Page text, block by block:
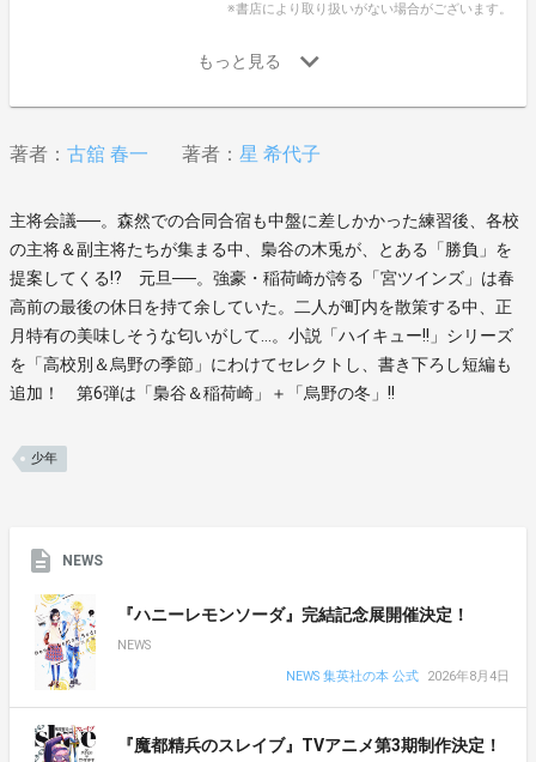
※書店により取り扱いがない場合がございます。
著者： 古舘 春一 著者： 星 希代子
主将会議──。森然での合同合宿も中盤に差しかかった練習後、各校
の主将＆副主将たちが集まる中、梟谷の木兎が、とある「勝負」を
提案してくる!? 元旦──。強豪・稲荷崎が誇る「宮ツインズ」は春
高前の最後の休日を持て余していた。二人が町内を散策する中、正
月特有の美味しそうな匂いがして…。小説「ハイキュー!!」シリーズ
を「高校別＆烏野の季節」にわけてセレクトし、書き下ろし短編も
追加！ 第6弾は「梟谷＆稲荷崎」＋「烏野の冬」!!
少年
NEWS
『ハニーレモンソーダ』完結記念展開催決定！
NEWS
NEWS 集英社の本 公式
2026年8月4日
『魔都精兵のスレイブ』TVアニメ第3期制作決定！